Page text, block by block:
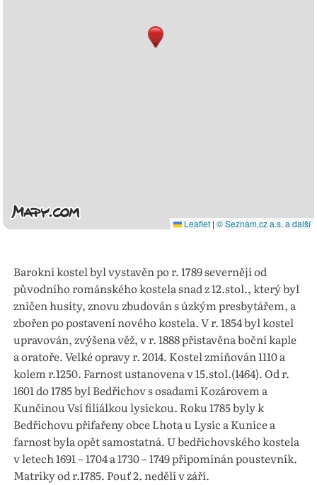
Leaflet | © Seznam.cz a.s. a další
Barokní kostel byl vystavěn po r. 1789 severněji od
původního románského kostela snad z 12.stol., který byl
zničen husity, znovu zbudován s úzkým presbytářem, a
zbořen po postavení nového kostela. V r. 1854 byl kostel
upravován, zvýšena věž, v r. 1888 přistavěna boční kaple
a oratoře. Velké opravy r. 2014. Kostel zmiňován 1110 a
kolem r.1250. Farnost ustanovena v 15.stol.(1464). Od r.
1601 do 1785 byl Bedřichov s osadami Kozárovem a
Kunčinou Vsí filiálkou lysickou. Roku 1785 byly k
Bedřichovu přifařeny obce Lhota u Lysic a Kunice a
farnost byla opět samostatná. U bedřichovského kostela
v letech 1691 – 1704 a 1730 – 1749 připomínán poustevník.
Matriky od r.1785. Pouť 2. neděli v září.